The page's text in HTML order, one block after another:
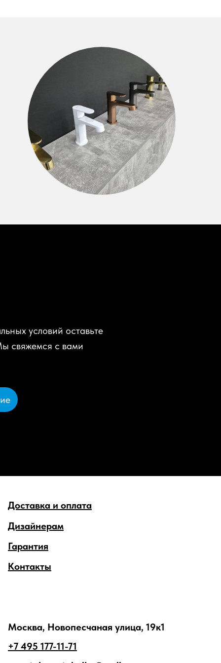
условий оставьте
свяжемся с вами
Дизайнерам
Доставка и оплата
Гарантия
Контакты
Москва, Новопесчаная улица, 19к1
+7 495 177-11-71